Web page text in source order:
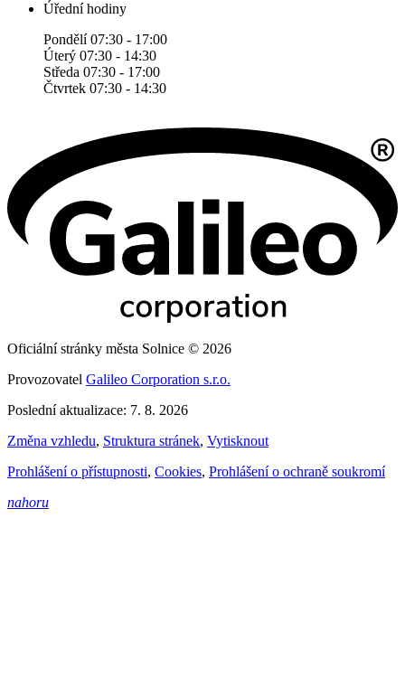
Úřední hodiny
Pondělí 07:30 - 17:00
Úterý 07:30 - 14:30
Středa 07:30 - 17:00
Čtvrtek 07:30 - 14:30
Oficiální stránky města Solnice © 2026
Provozovatel Galileo Corporation s.r.o.
Poslední aktualizace: 7. 8. 2026
Změna vzhledu, Struktura stránek, Vytisknout
Prohlášení o přístupnosti, Cookies, Prohlášení o ochraně soukromí
nahoru